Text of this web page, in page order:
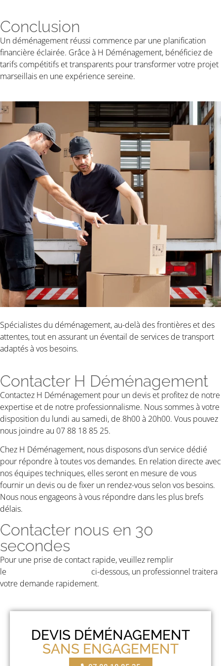
Conclusion
Un déménagement réussi commence par une planification
financière éclairée. Grâce à H Déménagement, bénéficiez de
tarifs compétitifs et transparents pour transformer votre projet
marseillais en une expérience sereine.
Spécialistes du déménagement, au-delà des frontières et des
attentes, tout en assurant un éventail de services de transport
adaptés à vos besoins.
Contacter H Déménagement
Contactez H Déménagement pour un devis et profitez de notre
expertise et de notre professionnalisme. Nous sommes à votre
disposition du lundi au samedi, de 8h00 à 20h00. Vous pouvez
nous joindre au 07 88 18 85 25.
Chez H Déménagement, nous disposons d’un service dédié
pour répondre à toutes vos demandes. En relation directe avec
nos équipes techniques, elles seront en mesure de vous
fournir un devis ou de fixer un rendez-vous selon vos besoins.
Nous nous engageons à vous répondre dans les plus brefs
délais.
Contacter nous en 30
secondes
Pour une prise de contact rapide, veuillez remplir
le
ci-dessous, un professionnel traitera
votre demande rapidement.
DEVIS DÉMÉNAGEMENT
SANS ENGAGEMENT